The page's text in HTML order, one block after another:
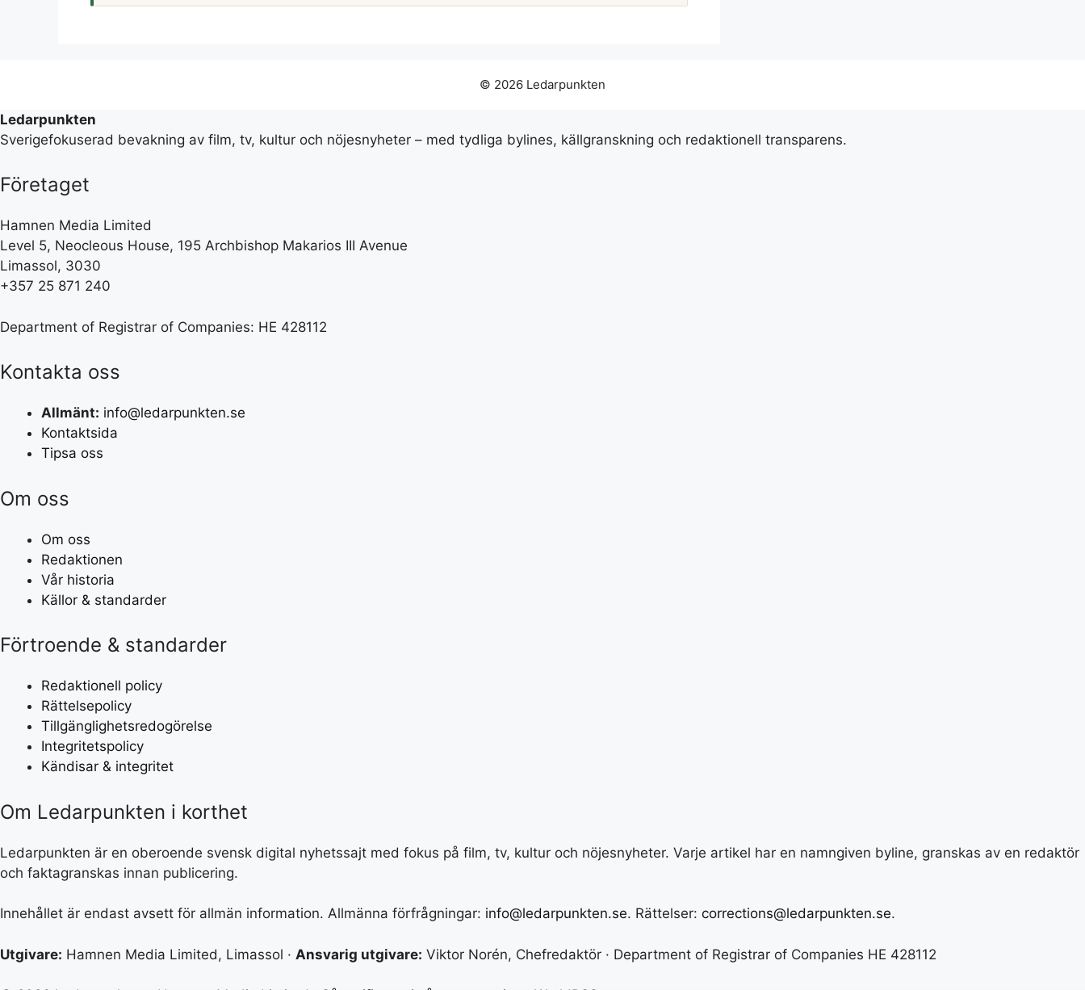
© 2026 Ledarpunkten
Ledarpunkten
Sverigefokuserad bevakning av film, tv, kultur och nöjesnyheter – med tydliga bylines, källgranskning och redaktionell transparens.
Företaget
Hamnen Media Limited
Level 5, Neocleous House, 195 Archbishop Makarios III Avenue
Limassol, 3030
+357 25 871 240
Department of Registrar of Companies: HE 428112
Kontakta oss
Allmänt: info@ledarpunkten.se
Kontaktsida
Tipsa oss
Om oss
Om oss
Redaktionen
Vår historia
Källor & standarder
Förtroende & standarder
Redaktionell policy
Rättelsepolicy
Tillgänglighetsredogörelse
Integritetspolicy
Kändisar & integritet
Om Ledarpunkten i korthet
Ledarpunkten är en oberoende svensk digital nyhetssajt med fokus på film, tv, kultur och nöjesnyheter. Varje artikel har en namngiven byline, granskas av en redaktör
och faktagranskas innan publicering.
Innehållet är endast avsett för allmän information. Allmänna förfrågningar: info@ledarpunkten.se. Rättelser: corrections@ledarpunkten.se.
Utgivare: Hamnen Media Limited, Limassol · Ansvarig utgivare: Viktor Norén, Chefredaktör · Department of Registrar of Companies HE 428112